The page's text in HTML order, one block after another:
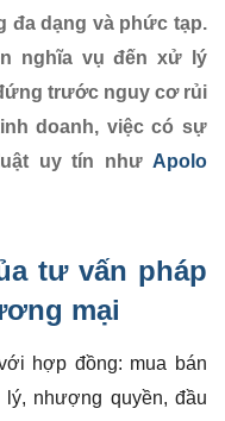
đa dạng và phức tạp.
nghĩa vụ đến xử lý
trước nguy cơ rủi
doanh, việc có sự
uy tín như Apolo
tư vấn pháp
mại
hợp đồng: mua bán
nhượng quyền, đầu